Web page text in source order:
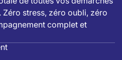
stress, zéro oubli, zéro
complet et